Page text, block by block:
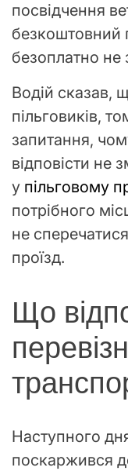
посвідчення
безкоштовний
безоплатно не
Водій сказав,
пільговиків,
запитання,
відповісти не
у пільговому
потрібного
не
проїзд.
Що
Наступного
поскаржився